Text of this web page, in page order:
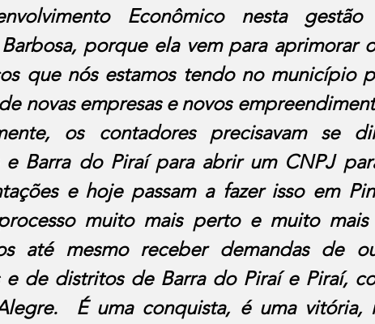
Econômico nesta
porque ela vem para aprimorar
que nós estamos tendo no município
novas empresas e novos
os contadores precisavam se
e Barra do Piraí para abrir um CNPJ
e hoje passam a fazer isso em
muito mais perto e muito
até mesmo receber demandas de
e de distritos de Barra do Piraí e Piraí,
É uma conquista, é uma vitória,